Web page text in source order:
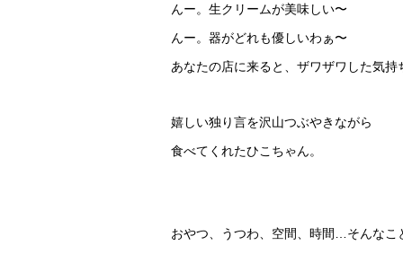
んー。生クリームが美味しい〜
んー。器がどれも優しいわぁ〜
あなたの店に来ると、ザワザワした気
嬉しい独り言を沢山つぶやきながら
食べてくれたひこちゃん。
おやつ、うつわ、空間、時間…そんなこ